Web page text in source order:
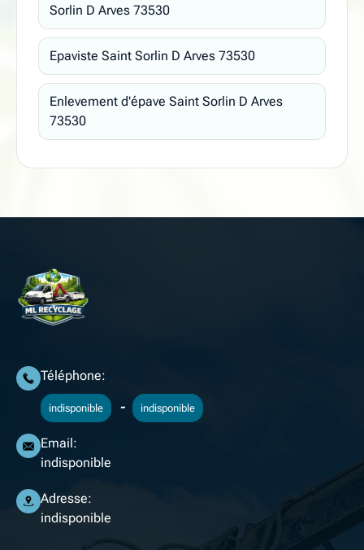
Sorlin D Arves 73530
Epaviste Saint Sorlin D Arves 73530
Enlevement d'épave Saint Sorlin D Arves
73530
Téléphone:
indisponible - indisponible
Email:
indisponible
Adresse:
indisponible